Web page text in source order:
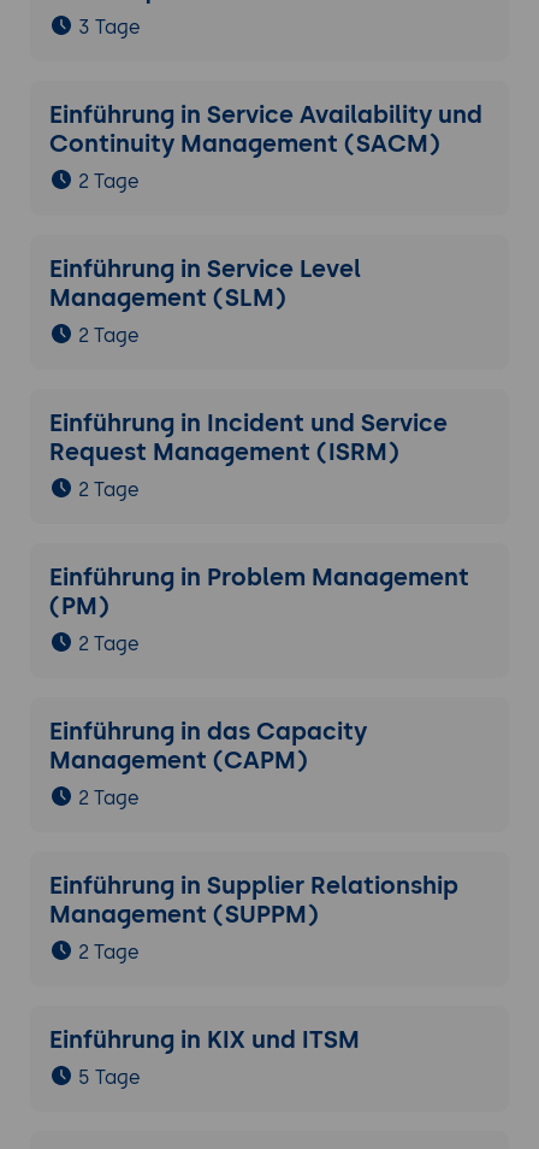
3 Tage
Einführung in Service Availability und
Continuity Management (SACM)
2 Tage
Einführung in Service Level
Management (SLM)
2 Tage
Einführung in Incident und Service
Request Management (ISRM)
2 Tage
Einführung in Problem Management
(PM)
2 Tage
Einführung in das Capacity
Management (CAPM)
2 Tage
Einführung in Supplier Relationship
Management (SUPPM)
2 Tage
Einführung in KIX und ITSM
5 Tage